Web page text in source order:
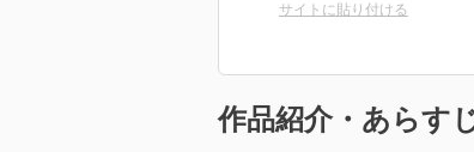
サイトに貼り付ける
作品紹介・あらす